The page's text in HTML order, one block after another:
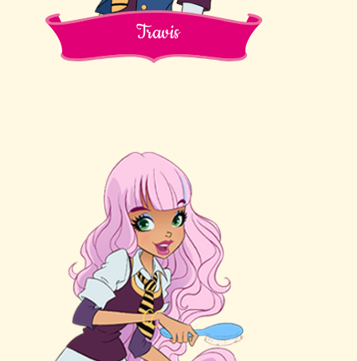
Travis